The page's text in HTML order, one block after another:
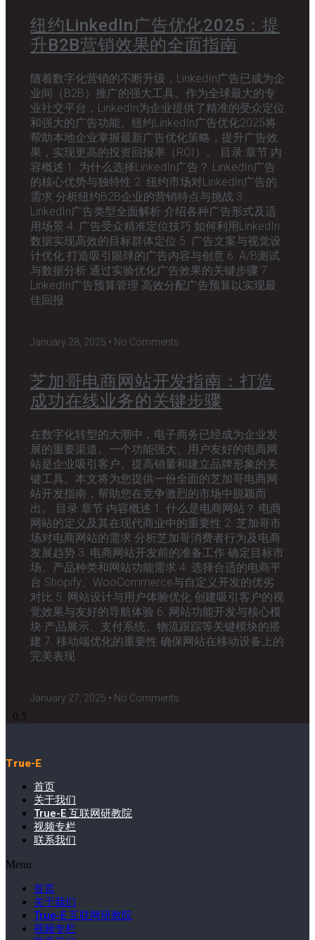
纽约LinkedIn广告优化2025：提
升B2B营销效果的全面指南
随着数字化营销的不断升级，LinkedIn广告已成为企
业间（B2B）推广的强大工具。作为全球最大的专
业社交平台，LinkedIn为企业提供了精准的受众定位
和强大的广告功能。纽约LinkedIn广告优化2025将
帮助本地企业掌握最新广告优化策略，提升广告效
果，实现更高的投资回报率（ROI）。 目录 章节 内
容概述 1. 为什么选择LinkedIn广告？ LinkedIn广告
的核心优势与独特性 2. 纽约市场对LinkedIn广告的
需求 分析纽约B2B企业的营销特点与挑战 3.
LinkedIn广告类型全面解析 介绍各种广告形式及适
用场景 4. 广告受众精准定位技巧 如何利用LinkedIn
数据实现高效的目标群体定位 5. 广告文案与视觉设
计优化 打造吸引眼球的广告内容与创意 6. A/B测试
与数据分析 通过实验优化广告效果的关键步骤 7.
LinkedIn广告预算管理 高效分配广告预算以实现最
佳回报
January 28, 2025 No Comments
芝加哥电商网站开发指南：打造
成功在线业务的关键步骤
在数字化转型的大潮中，电子商务已经成为企业发
展的重要渠道。一个功能强大、用户友好的电商网
站是企业吸引客户、提高销量和建立品牌形象的关
键工具。本文将为您提供一份全面的芝加哥电商网
站开发指南，帮助您在竞争激烈的市场中脱颖而
出。 目录 章节 内容概述 1. 什么是电商网站？ 电商
网站的定义及其在现代商业中的重要性 2. 芝加哥市
场对电商网站的需求 分析芝加哥消费者行为及电商
发展趋势 3. 电商网站开发前的准备工作 确定目标市
场、产品种类和网站功能需求 4. 选择合适的电商平
台 Shopify、WooCommerce与自定义开发的优劣
对比 5. 网站设计与用户体验优化 创建吸引客户的视
觉效果与友好的导航体验 6. 网站功能开发与核心模
块 产品展示、支付系统、物流跟踪等关键模块的搭
建 7. 移动端优化的重要性 确保网站在移动设备上的
完美表现
January 27, 2025 No Comments
True-E
首页
关于我们
True-E 互联网研教院
视频专栏
联系我们
Menu
首页
关于我们
True-E 互联网研教院
视频专栏